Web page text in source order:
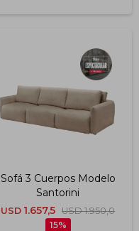
Sofá 3 Cuerpos Modelo
Santorini
USD 1.657,5 USD 1.950,0
15